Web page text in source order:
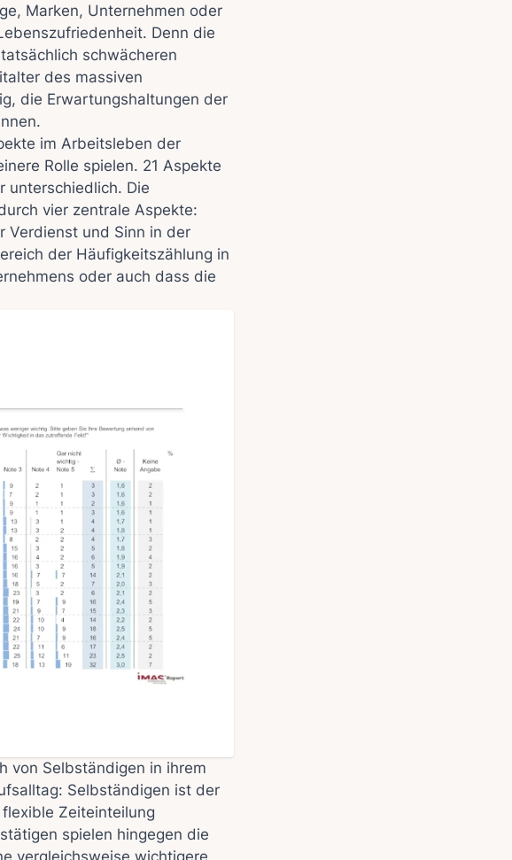
Marken, Unternehmen oder
Denn die
schwächeren
des massiven
die Erwartungshaltungen der
im Arbeitsleben der
Rolle spielen. 21 Aspekte
unterschiedlich. Die
vier zentrale Aspekte:
Verdienst und Sinn in der
der Häufigkeitszählung in
oder auch dass die
von Selbständigen in ihrem
Selbständigen ist der
Zeiteinteilung
spielen hingegen die